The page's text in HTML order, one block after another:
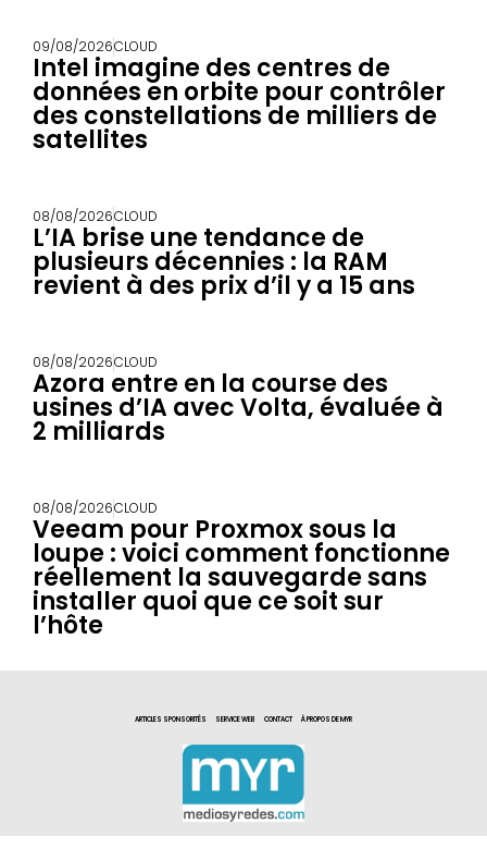
09/08/2026CLOUD
Intel imagine des centres de
données en orbite pour contrôler
des constellations de milliers de
satellites
08/08/2026CLOUD
L’IA brise une tendance de
plusieurs décennies : la RAM
revient à des prix d’il y a 15 ans
08/08/2026CLOUD
Azora entre en la course des
usines d’IA avec Volta, évaluée à
2 milliards
08/08/2026CLOUD
Veeam pour Proxmox sous la
loupe : voici comment fonctionne
réellement la sauvegarde sans
installer quoi que ce soit sur
l’hôte
ARTICLES SPONSORITÉS SERVICE WEB CONTACT À PROPOS DE MYR